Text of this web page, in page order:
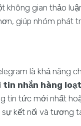
gian thảo
giúp nhóm phát
là khả năng
tin nhắn hàng
tin tức mới nhất
kết nối và tương